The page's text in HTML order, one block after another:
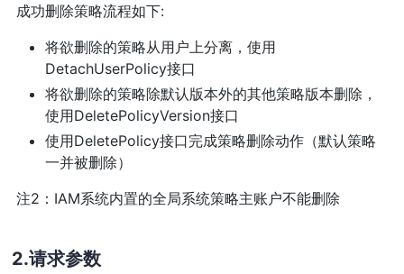
成功删除策略流程如下:
将欲删除的策略从用户上分离，使用
DetachUserPolicy接口
将欲删除的策略除默认版本外的其他策略版本删除，
使用DeletePolicyVersion接口
使用DeletePolicy接口完成策略删除动作（默认策略
一并被删除）
注2：IAM系统内置的全局系统策略主账户不能删除
请求参数